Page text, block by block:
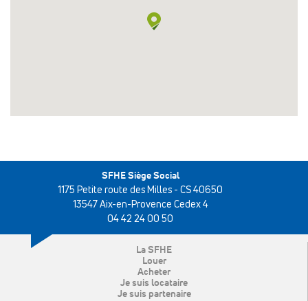
SFHE Siège Social
1175 Petite route des Milles - CS 40650
13547 Aix-en-Provence Cedex 4
04 42 24 00 50
La SFHE
Louer
Acheter
Je suis locataire
Je suis partenaire